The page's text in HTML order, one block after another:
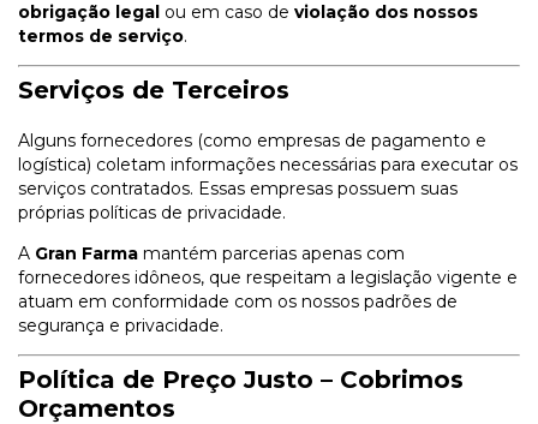
obrigação legal ou em caso de violação dos nossos
termos de serviço.
Serviços de Terceiros
Alguns fornecedores (como empresas de pagamento e
logística) coletam informações necessárias para executar os
serviços contratados. Essas empresas possuem suas
próprias políticas de privacidade.
A Gran Farma mantém parcerias apenas com
fornecedores idôneos, que respeitam a legislação vigente e
atuam em conformidade com os nossos padrões de
segurança e privacidade.
Política de Preço Justo – Cobrimos
Orçamentos